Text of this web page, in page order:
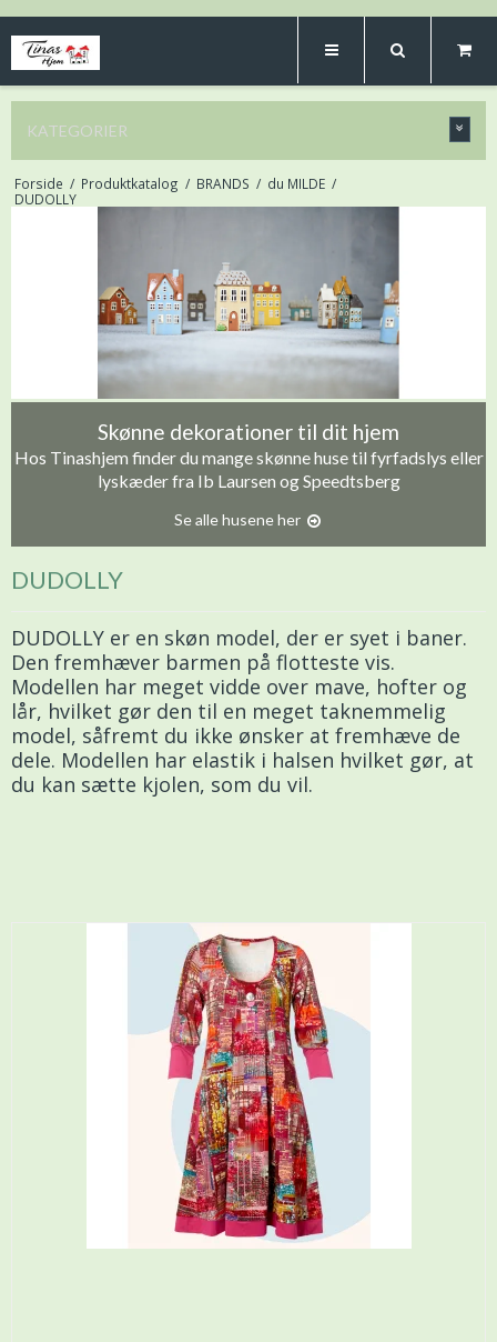
KATEGORIER
Forside / Produktkatalog / BRANDS / du MILDE /
DUDOLLY
Skønne dekorationer til dit hjem
Hos Tinashjem finder du mange skønne huse til fyrfadslys eller
lyskæder fra Ib Laursen og Speedtsberg
Se alle husene her
DUDOLLY
DUDOLLY er en skøn model, der er syet i baner.
Den fremhæver barmen på flotteste vis.
Modellen har meget vidde over mave, hofter og
lår, hvilket gør den til en meget taknemmelig
model, såfremt du ikke ønsker at fremhæve de
dele. Modellen har elastik i halsen hvilket gør, at
du kan sætte kjolen, som du vil.